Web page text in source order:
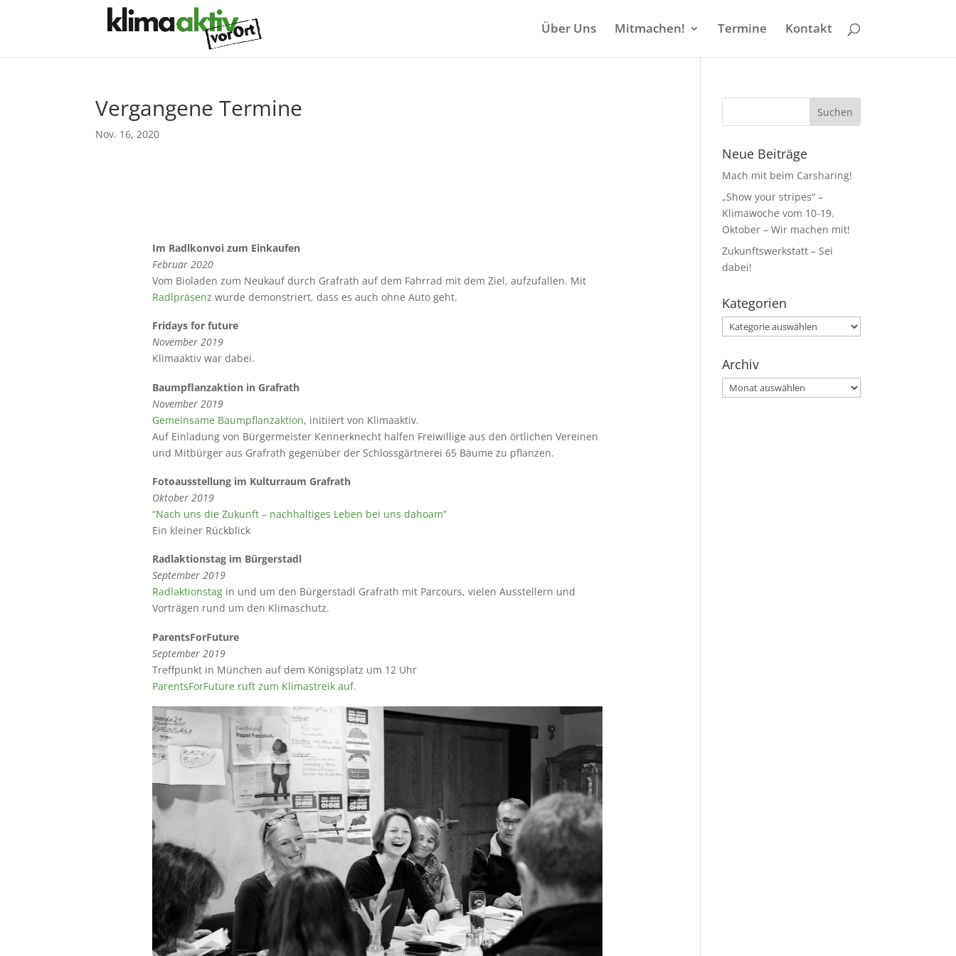
Über Uns Mitmachen! Termine Kontakt
Vergangene Termine
Nov. 16, 2020
Im Radlkonvoi zum Einkaufen
Februar 2020
Vom Bioladen zum Neukauf durch Grafrath auf dem Fahrrad mit dem Ziel, aufzufallen. Mit
Radlpräsenz wurde demonstriert, dass es auch ohne Auto geht.
Fridays for future
November 2019
Klimaaktiv war dabei.
Baumpflanzaktion in Grafrath
November 2019
Gemeinsame Baumpflanzaktion, initiiert von Klimaaktiv.
Auf Einladung von Bürgermeister Kennerknecht halfen Freiwillige aus den örtlichen Vereinen
und Mitbürger aus Grafrath gegenüber der Schlossgärtnerei 65 Bäume zu pflanzen.
Fotoausstellung im Kulturraum Grafrath
Oktober 2019
“Nach uns die Zukunft – nachhaltiges Leben bei uns dahoam”
Ein kleiner Rückblick
Radlaktionstag im Bürgerstadl
September 2019
Radlaktionstag in und um den Bürgerstadl Grafrath mit Parcours, vielen Ausstellern und
Vorträgen rund um den Klimaschutz.
ParentsForFuture
September 2019
Treffpunkt in München auf dem Königsplatz um 12 Uhr
ParentsForFuture ruft zum Klimastreik auf.
Neue Beiträge
Mach mit beim Carsharing!
„Show your stripes“ –
Klimawoche vom 10-19.
Oktober – Wir machen mit!
Zukunftswerkstatt – Sei
dabei!
Kategorien
Kategorien
Archiv
Archiv